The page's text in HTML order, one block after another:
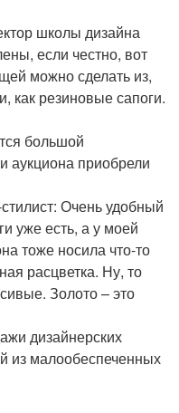
школы дизайна
если честно, вот
можно сделать из,
как резиновые сапоги.
большой
аукциона приобрели
Очень удобный
уже есть, а у моей
тоже носила что-то
расцветка. Ну, то
Золото – это
дизайнерских
из малообеспеченных